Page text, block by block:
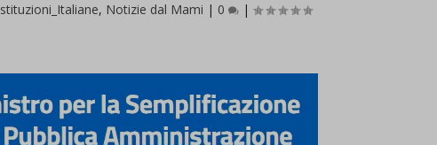
, Notizie dal Mami | 0 |